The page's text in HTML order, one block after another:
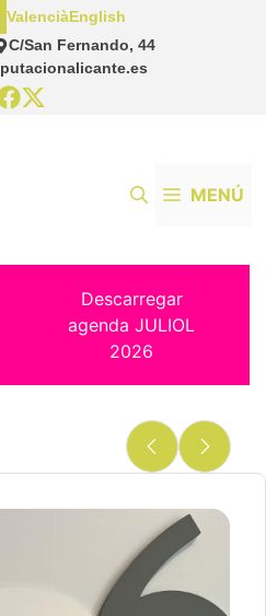
C/San Fernando, 44
ValenciàEnglish
MENÚ
Descarregar
agenda JULIOL
2026